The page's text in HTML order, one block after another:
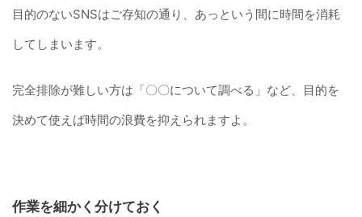
目的のないSNSはご存知の通り、あっという間に時間を消耗
してしまいます。
完全排除が難しい方は「〇〇について調べる」など、目的を
決めて使えば時間の浪費を抑えられますよ。
作業を細かく分けておく